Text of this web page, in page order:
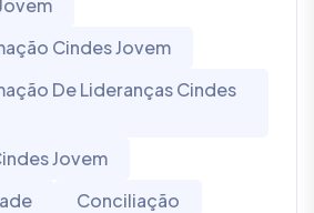
Cindes Jovem
De Lideranças Cindes
Jovem
Conciliação